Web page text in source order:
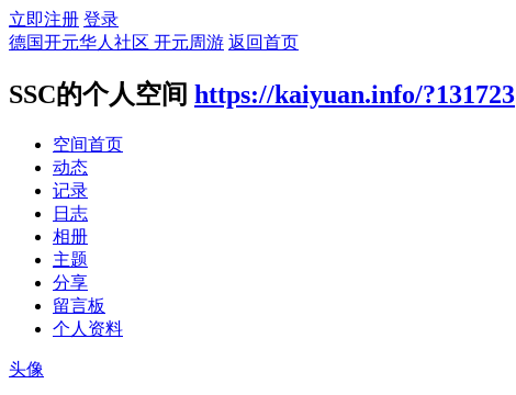
立即注册 登录
德国开元华人社区 开元周游 返回首页
SSC的个人空间 https://kaiyuan.info/?131723
空间首页
动态
记录
日志
相册
主题
分享
留言板
个人资料
头像